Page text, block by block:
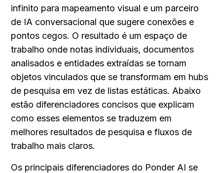
infinito para mapeamento visual e um parceiro
de IA conversacional que sugere conexões e
pontos cegos. O resultado é um espaço de
trabalho onde notas individuais, documentos
analisados e entidades extraídas se tornam
objetos vinculados que se transformam em hubs
de pesquisa em vez de listas estáticas. Abaixo
estão diferenciadores concisos que explicam
como esses elementos se traduzem em
melhores resultados de pesquisa e fluxos de
trabalho mais claros.
Os principais diferenciadores do Ponder AI se